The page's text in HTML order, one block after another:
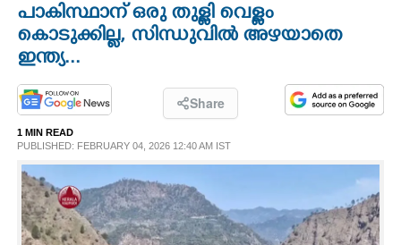
OPINION
PHOTOS
LIFESTYLE
SPIRITUAL
പാകിസ്ഥാന് ഒരു തുള്ളി വെള്ളം
കൊടുക്കില്ല, സിന്ധുവിൽ അഴയാതെ
ഇന്ത്യ...
Share
1 MIN READ
PUBLISHED: FEBRUARY 04, 2026 12:40 AM IST